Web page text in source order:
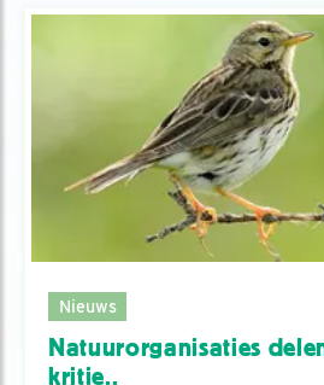
Nieuws
Natuurorganisaties
kritie..